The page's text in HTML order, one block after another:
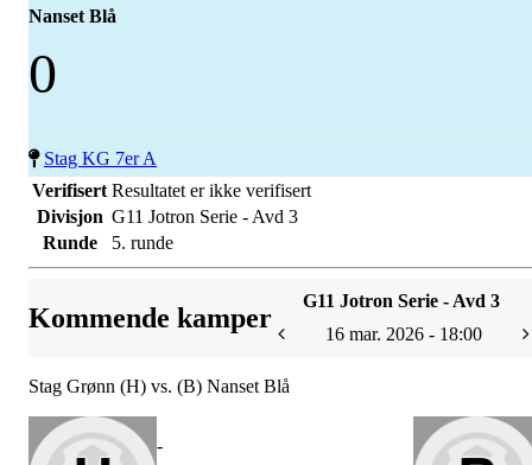
Nanset Blå
0
Stag KG 7er A
Verifisert Resultatet er ikke verifisert
Divisjon G11 Jotron Serie - Avd 3
Runde
5. runde
Kommende kamper
G11 Jotron Serie - Avd 3
16 mar. 2026 - 18:00
Stag Grønn (H) vs. (B) Nanset Blå
-